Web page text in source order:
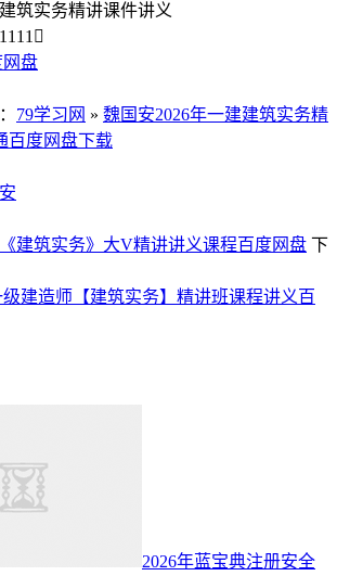
筑实务精讲课件讲义
1111 
网盘
79学习网 » 魏国安2026年一建建筑实务精
百度网盘下载
建筑实务》大V精讲讲义课程百度网盘 下
级建造师【建筑实务】精讲班课程讲义百
2026年蓝宝典注册安全